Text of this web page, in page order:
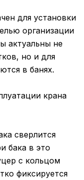
для установки
организации
актуальны не
но и для
в банях.
крана
сверлится
бака в это
с кольцом
фиксируется